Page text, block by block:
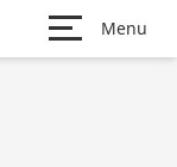
Menu